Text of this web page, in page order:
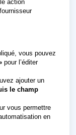
action
vous pouvez
pour l’éditer
ajouter un
le champ
vous permettre
en